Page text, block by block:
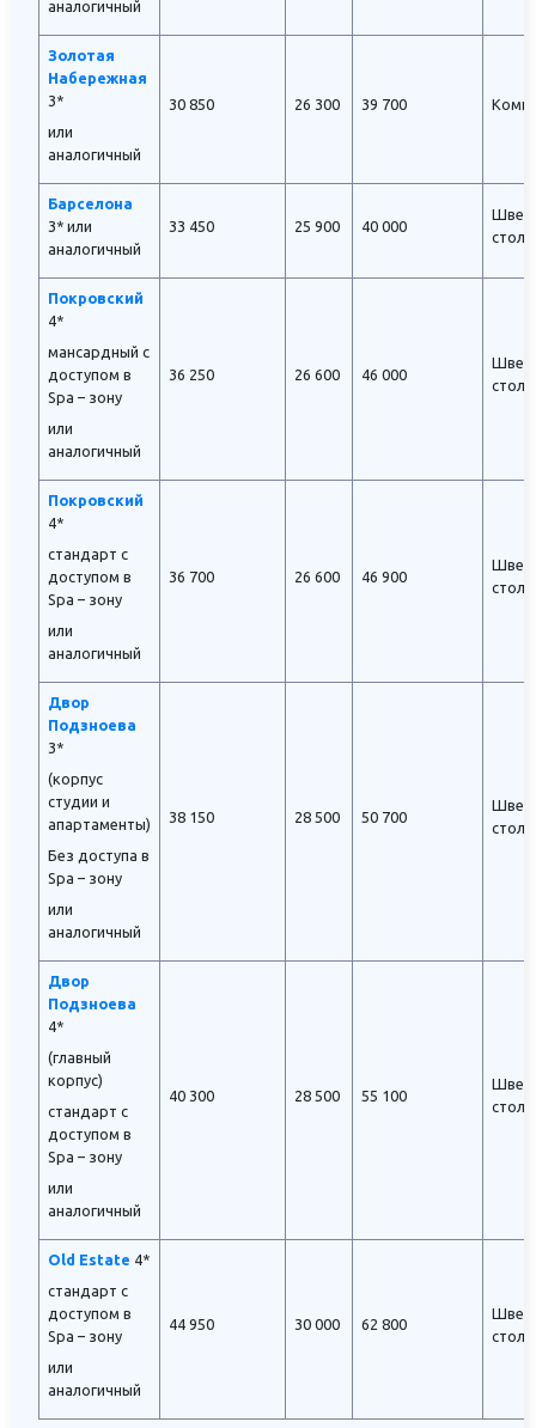
аналогичный
Золотая
Набережная
3*
или
аналогичный
30 850 26 300 39 700
Барселона
3* или
аналогичный
33 450 25 900 40 000
стол
Покровский
4*
мансардный с
доступом в
Spa – зону
или
аналогичный
36 250 26 600 46 000
стол
Покровский
4*
стандарт с
доступом в
Spa – зону
или
аналогичный
36 700 26 600 46 900
стол
Двор
Подзноева
3*
(корпус
студии и
апартаменты)
Без доступа в
Spa – зону
или
аналогичный
38 150 28 500 50 700
стол
Двор
Подзноева
4*
(главный
корпус)
стандарт с
доступом в
Spa – зону
или
аналогичный
40 300 28 500 55 100
стол
Old Estate 4*
стандарт с
доступом в
Spa – зону
или
аналогичный
44 950 30 000 62 800
стол